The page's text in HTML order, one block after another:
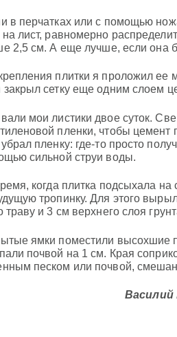
в перчатках или с помощью
на лист, равномерно
2,5 см. А еще лучше, если она
плитки я проложил ее
закрыл сетку еще одним слоем
мои листики двое суток.
пленки, чтобы
пленку: где-то просто
сильной струи воды.
когда плитка подсыхала
тропинку. Для этого
траву и 3 см верхнего слоя
ямки поместили высохшие
почвой на 1 см. Края
песком или почвой,
Василий